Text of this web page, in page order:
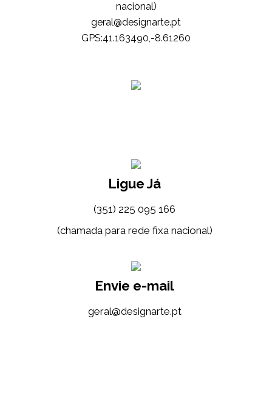
nacional)
tp.etrangised@lareg
GPS:41.163490,-8.61260
Ligue Já
(351) 225 095 166
(chamada para rede fixa nacional)
Envie e-mail
tp.etrangised@lareg